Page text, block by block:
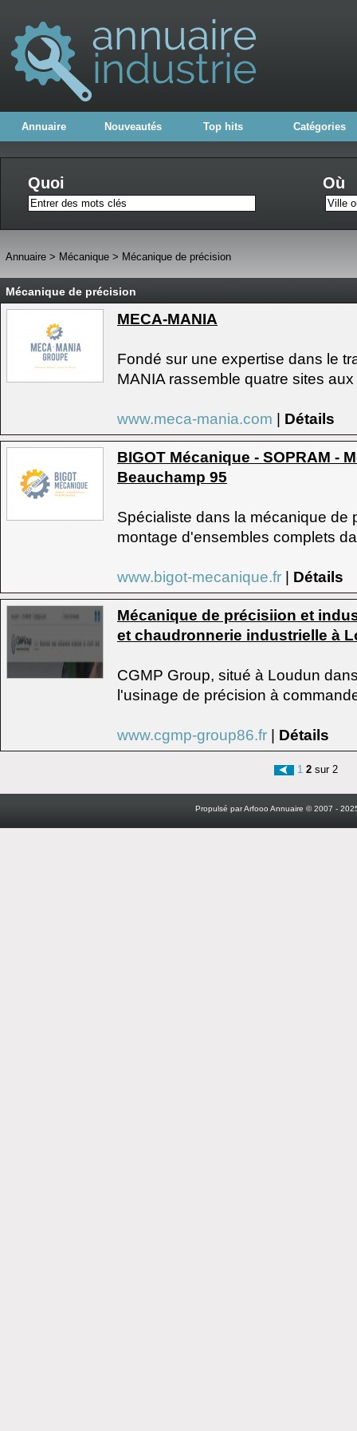
Annuaire Nouveautés Top hits Catégories
Quoi Où
Annuaire > Mécanique > Mécanique de précision
Mécanique de précision
MECA-MANIA
Fondé sur une expertise dans le
MANIA rassemble quatre sites
www.meca-mania.com | Détails
BIGOT Mécanique - SOPRAM -
Beauchamp 95
Spécialiste dans la mécanique de
montage d'ensembles complets
www.bigot-mecanique.fr | Détails
Mécanique de précisiion et
et chaudronnerie industrielle à
CGMP Group, situé à Loudun
l'usinage de précision à
www.cgmp-group86.fr | Détails
1 2 sur 2
Propulsé par Arfooo Annuaire © 2007 -